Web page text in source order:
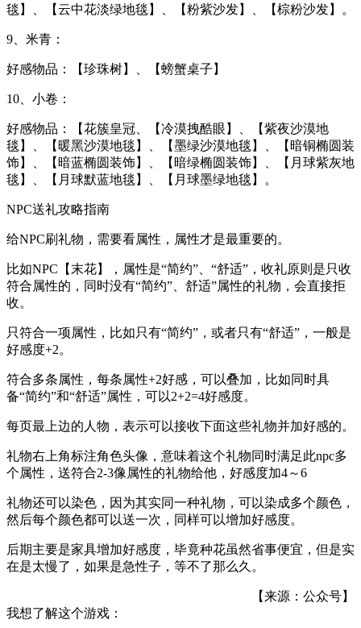
毯】、【云中花淡绿地毯】、【粉紫沙发】、【棕粉沙发】。
9、米青：
好感物品：【珍珠树】、【螃蟹桌子】
10、小卷：
好感物品：【花簇皇冠、【冷漠拽酷眼】、【紫夜沙漠地
毯】、【暖黑沙漠地毯】、【墨绿沙漠地毯】、【暗铜椭圆装
饰】、【暗蓝椭圆装饰】、【暗绿椭圆装饰】、【月球紫灰地
毯】、【月球默蓝地毯】、【月球墨绿地毯】。
NPC送礼攻略指南
给NPC刷礼物，需要看属性，属性才是最重要的。
比如NPC【末花】，属性是“简约”、“舒适”，收礼原则是只收
符合属性的，同时没有“简约”、舒适”属性的礼物，会直接拒
收。
只符合一项属性，比如只有“简约”，或者只有“舒适”，一般是
好感度+2。
符合多条属性，每条属性+2好感，可以叠加，比如同时具
备“简约”和“舒适”属性，可以2+2=4好感度。
每页最上边的人物，表示可以接收下面这些礼物并加好感的。
礼物右上角标注角色头像，意味着这个礼物同时满足此npc多
个属性，送符合2-3像属性的礼物给他，好感度加4～6
礼物还可以染色，因为其实同一种礼物，可以染成多个颜色，
然后每个颜色都可以送一次，同样可以增加好感度。
后期主要是家具增加好感度，毕竟种花虽然省事便宜，但是实
在是太慢了，如果是急性子，等不了那么久。
【来源：公众号】
我想了解这个游戏：